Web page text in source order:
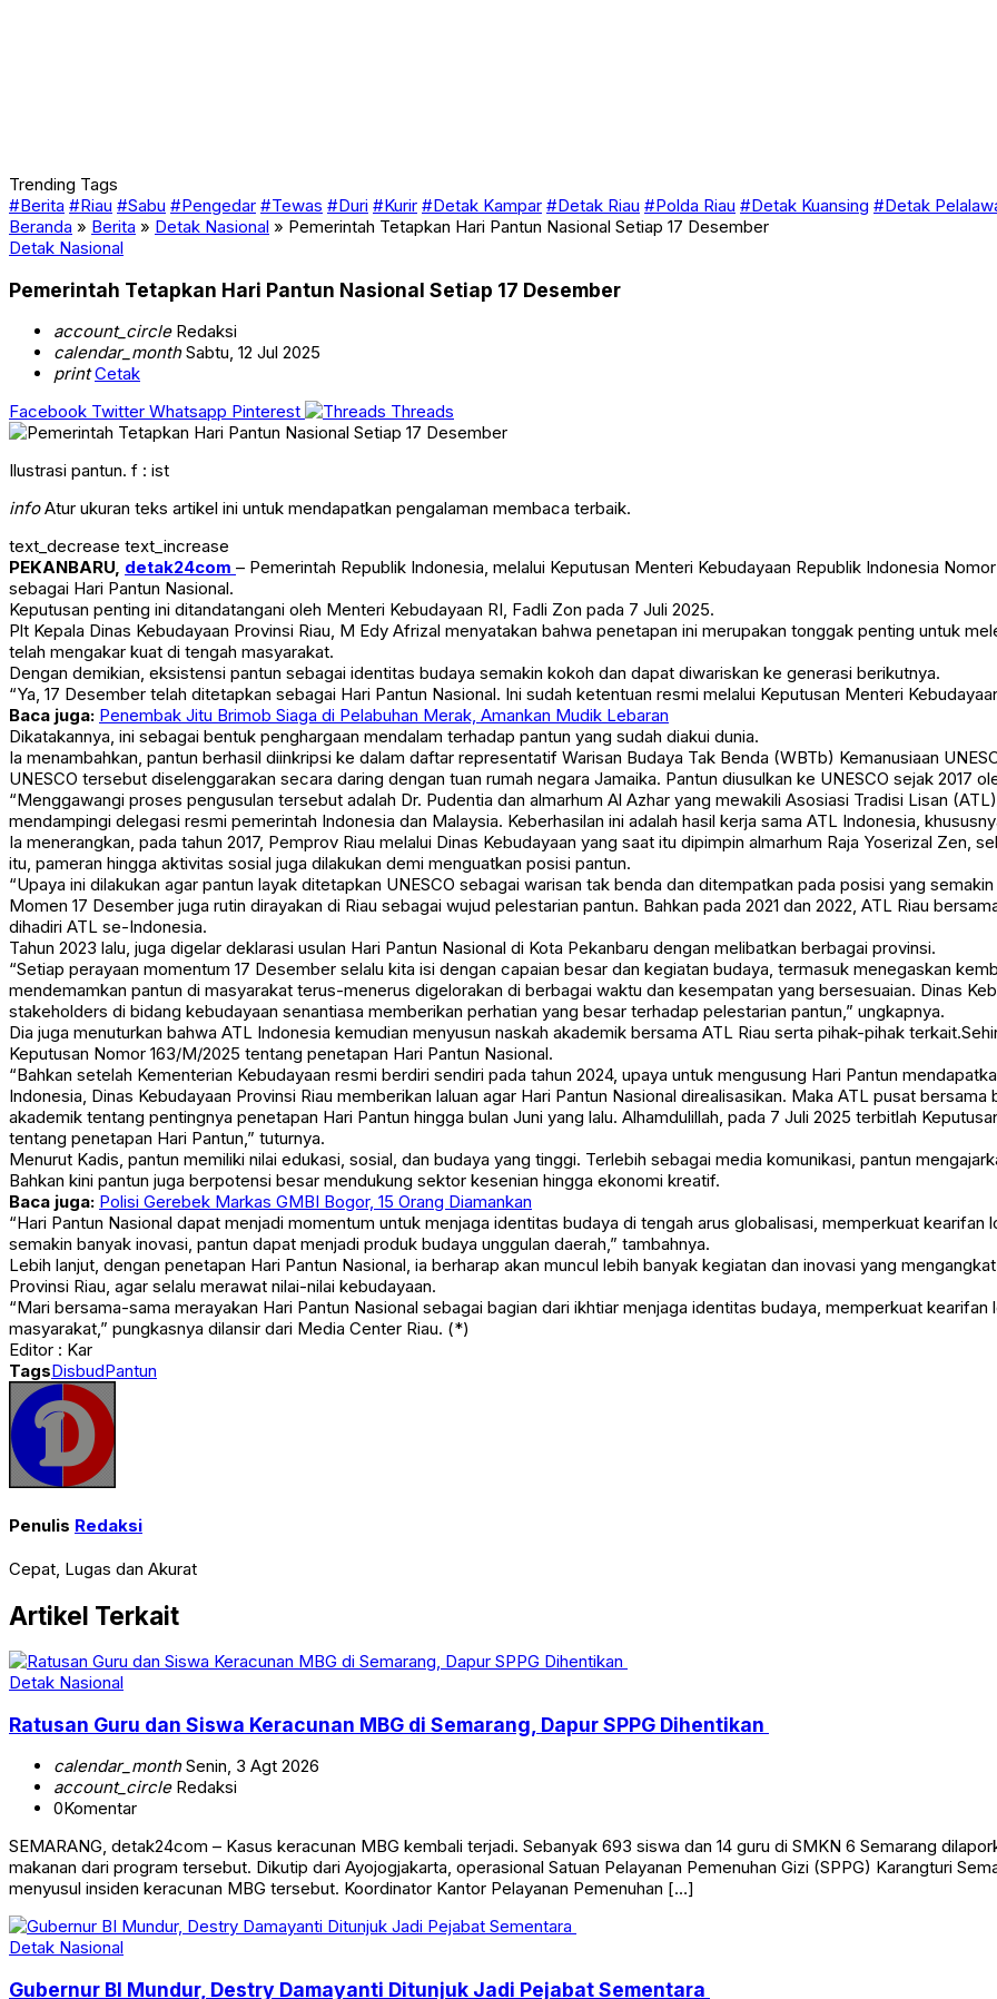
Trending Tags
#Berita #Riau #Sabu #Pengedar #Tewas #Duri #Kurir #Detak Kampar #Detak Riau #Polda Riau #Detak Kuansing #Detak
Beranda » Berita » Detak Nasional » Pemerintah Tetapkan Hari Pantun Nasional Setiap 17 Desember
Detak Nasional
Pemerintah Tetapkan Hari Pantun Nasional Setiap 17 Desember
account_circleRedaksi
calendar_monthSabtu, 12 Jul 2025
print Cetak
Facebook Twitter Whatsapp Pinterest Threads
Ilustrasi pantun. f : ist
infoAtur ukuran teks artikel ini untuk mendapatkan pengalaman membaca terbaik.
text_decrease text_increase
PEKANBARU, detak24com – Pemerintah Republik Indonesia, melalui Keputusan Menteri Kebudayaan Republik Indonesia
sebagai Hari Pantun Nasional.
Keputusan penting ini ditandatangani oleh Menteri Kebudayaan RI, Fadli Zon pada 7 Juli 2025.
Plt Kepala Dinas Kebudayaan Provinsi Riau, M Edy Afrizal menyatakan bahwa penetapan ini merupakan tonggak penting untuk
telah mengakar kuat di tengah masyarakat.
Dengan demikian, eksistensi pantun sebagai identitas budaya semakin kokoh dan dapat diwariskan ke generasi berikutnya.
“Ya, 17 Desember telah ditetapkan sebagai Hari Pantun Nasional. Ini sudah ketentuan resmi melalui Keputusan Menteri
Baca juga: Penembak Jitu Brimob Siaga di Pelabuhan Merak, Amankan Mudik Lebaran
Dikatakannya, ini sebagai bentuk penghargaan mendalam terhadap pantun yang sudah diakui dunia.
Ia menambahkan, pantun berhasil diinkripsi ke dalam daftar representatif Warisan Budaya Tak Benda (WBTb) Kemanusiaan
UNESCO tersebut diselenggarakan secara daring dengan tuan rumah negara Jamaika. Pantun diusulkan ke UNESCO sejak 2017
“Menggawangi proses pengusulan tersebut adalah Dr. Pudentia dan almarhum Al Azhar yang mewakili Asosiasi Tradisi Lisan
mendampingi delegasi resmi pemerintah Indonesia dan Malaysia. Keberhasilan ini adalah hasil kerja sama ATL Indonesia,
Ia menerangkan, pada tahun 2017, Pemprov Riau melalui Dinas Kebudayaan yang saat itu dipimpin almarhum Raja Yoserizal Zen,
itu, pameran hingga aktivitas sosial juga dilakukan demi menguatkan posisi pantun.
“Upaya ini dilakukan agar pantun layak ditetapkan UNESCO sebagai warisan tak benda dan ditempatkan pada posisi yang
Momen 17 Desember juga rutin dirayakan di Riau sebagai wujud pelestarian pantun. Bahkan pada 2021 dan 2022, ATL Riau
dihadiri ATL se-Indonesia.
Tahun 2023 lalu, juga digelar deklarasi usulan Hari Pantun Nasional di Kota Pekanbaru dengan melibatkan berbagai provinsi.
“Setiap perayaan momentum 17 Desember selalu kita isi dengan capaian besar dan kegiatan budaya, termasuk menegaskan
mendemamkan pantun di masyarakat terus-menerus digelorakan di berbagai waktu dan kesempatan yang bersesuaian. Dinas
stakeholders di bidang kebudayaan senantiasa memberikan perhatian yang besar terhadap pelestarian pantun,” ungkapnya.
Dia juga menuturkan bahwa ATL Indonesia kemudian menyusun naskah akademik bersama ATL Riau serta pihak-pihak
Keputusan Nomor 163/M/2025 tentang penetapan Hari Pantun Nasional.
“Bahkan setelah Kementerian Kebudayaan resmi berdiri sendiri pada tahun 2024, upaya untuk mengusung Hari Pantun
Indonesia, Dinas Kebudayaan Provinsi Riau memberikan laluan agar Hari Pantun Nasional direalisasikan. Maka ATL pusat
akademik tentang pentingnya penetapan Hari Pantun hingga bulan Juni yang lalu. Alhamdulillah, pada 7 Juli 2025 terbitlah
tentang penetapan Hari Pantun,” tuturnya.
Menurut Kadis, pantun memiliki nilai edukasi, sosial, dan budaya yang tinggi. Terlebih sebagai media komunikasi, pantun
Bahkan kini pantun juga berpotensi besar mendukung sektor kesenian hingga ekonomi kreatif.
Baca juga: Polisi Gerebek Markas GMBI Bogor, 15 Orang Diamankan
“Hari Pantun Nasional dapat menjadi momentum untuk menjaga identitas budaya di tengah arus globalisasi, memperkuat
semakin banyak inovasi, pantun dapat menjadi produk budaya unggulan daerah,” tambahnya.
Lebih lanjut, dengan penetapan Hari Pantun Nasional, ia berharap akan muncul lebih banyak kegiatan dan inovasi yang
Provinsi Riau, agar selalu merawat nilai-nilai kebudayaan.
“Mari bersama-sama merayakan Hari Pantun Nasional sebagai bagian dari ikhtiar menjaga identitas budaya, memperkuat
masyarakat,” pungkasnya dilansir dari Media Center Riau. (*)
Editor : Kar
TagsDisbudPantun
Penulis Redaksi
Cepat, Lugas dan Akurat
Artikel Terkait
Detak Nasional
Ratusan Guru dan Siswa Keracunan MBG di Semarang, Dapur SPPG Dihentikan
calendar_monthSenin, 3 Agt 2026
account_circleRedaksi
0Komentar
SEMARANG, detak24com – Kasus keracunan MBG kembali terjadi. Sebanyak 693 siswa dan 14 guru di SMKN 6 Semarang
makanan dari program tersebut. Dikutip dari Ayojogjakarta, operasional Satuan Pelayanan Pemenuhan Gizi (SPPG) Karangturi
menyusul insiden keracunan MBG tersebut. Koordinator Kantor Pelayanan Pemenuhan […]
Detak Nasional
Gubernur BI Mundur, Destry Damayanti Ditunjuk Jadi Pejabat Sementara